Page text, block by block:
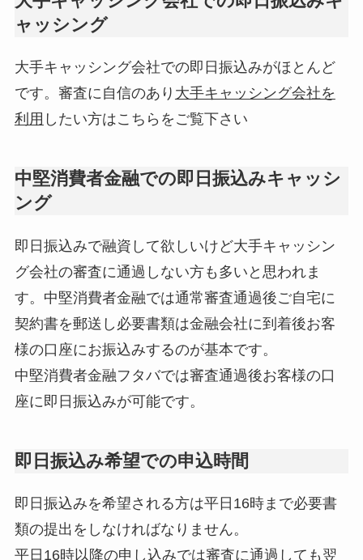
ャッシング
大手キャッシング会社での即日振込みがほとんど
です。審査に自信のあり 大手キャッシング会社を
利用 したい方はこちらをご覧下さい
中堅消費者金融での即日振込みキャッシ
ング
即日振込みで融資して欲しいけど大手キャッシン
グ会社の審査に通過しない方も多いと思われま
す。中堅消費者金融では通常審査通過後ご自宅に
契約書を郵送し必要書類は金融会社に到着後お客
様の口座にお振込みするのが基本です。
中堅消費者金融フタバでは審査通過後お客様の口
座に即日振込みが可能です。
即日振込み希望での申込時間
即日振込みを希望される方は平日16時まで必要書
類の提出をしなければなりません。
平日16時以降の申し込みでは審査に通過しても翌